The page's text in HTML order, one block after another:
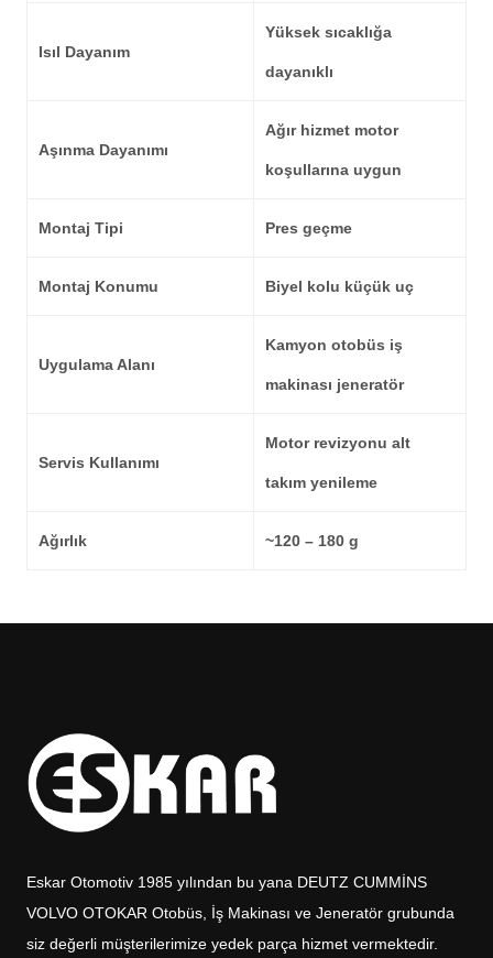
Isıl Dayanım
Yüksek sıcaklığa
dayanıklı
Aşınma Dayanımı
Ağır hizmet motor
koşullarına uygun
Montaj Tipi Pres geçme
Montaj Konumu Biyel kolu küçük uç
Uygulama Alanı
Kamyon otobüs iş
makinası jeneratör
Servis Kullanımı
Motor revizyonu alt
takım yenileme
Ağırlık ~120 – 180 g
Eskar Otomotiv 1985 yılından bu yana DEUTZ CUMMİNS
VOLVO OTOKAR Otobüs, İş Makinası ve Jeneratör grubunda
siz değerli müşterilerimize yedek parça hizmet vermektedir.